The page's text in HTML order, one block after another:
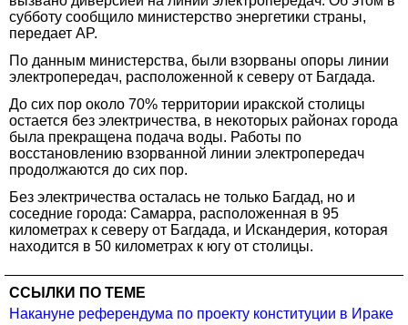
субботу сообщило министерство энергетики страны,
передает AP.
По данным министерства, были взорваны опоры линии
электропередач, расположенной к северу от Багдада.
До сих пор около 70% территории иракской столицы
остается без электричества, в некоторых районах города
была прекращена подача воды. Работы по
восстановлению взорванной линии электропередач
продолжаются до сих пор.
Без электричества осталась не только Багдад, но и
соседние города: Самарра, расположенная в 95
километрах к северу от Багдада, и Искандерия, которая
находится в 50 километрах к югу от столицы.
ССЫЛКИ ПО ТЕМЕ
Накануне референдума по проекту конституции в Ираке